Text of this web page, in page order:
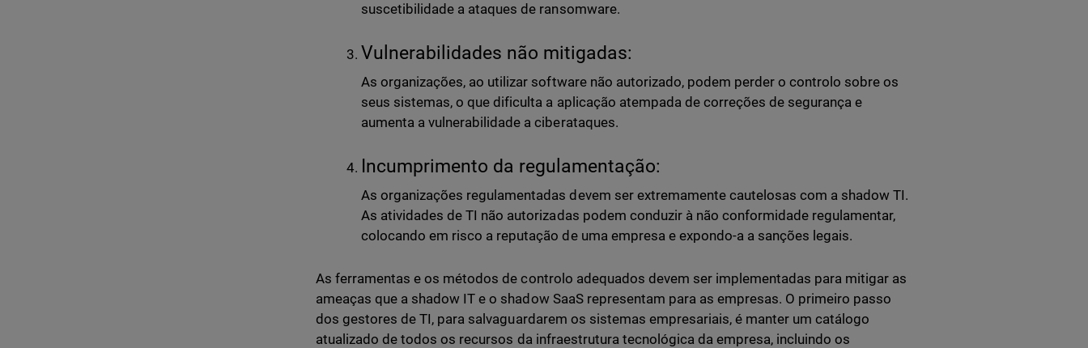
suscetibilidade a ataques de ransomware.
Vulnerabilidades não mitigadas:
As organizações, ao utilizar software não autorizado, podem perder o controlo sobre os
seus sistemas, o que dificulta a aplicação atempada de correções de segurança e
aumenta a vulnerabilidade a ciberataques.
Incumprimento da regulamentação:
As organizações regulamentadas devem ser extremamente cautelosas com a shadow TI.
As atividades de TI não autorizadas podem conduzir à não conformidade regulamentar,
colocando em risco a reputação de uma empresa e expondo-a a sanções legais.
As ferramentas e os métodos de controlo adequados devem ser implementadas para mitigar as
ameaças que a shadow IT e o shadow SaaS representam para as empresas. O primeiro passo
dos gestores de TI, para salvaguardarem os sistemas empresariais, é manter um catálogo
atualizado de todos os recursos da infraestrutura tecnológica da empresa, incluindo os